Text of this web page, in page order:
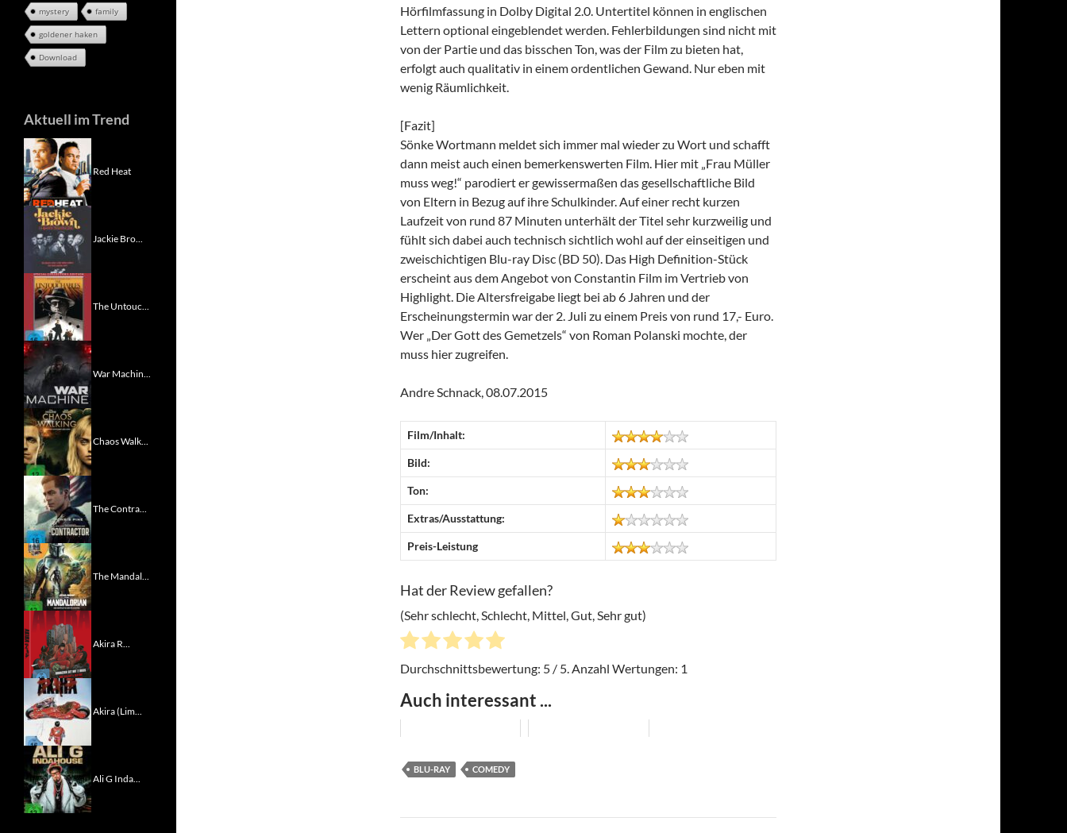
Hörfilmfassung in Dolby Digital 2.0. Untertitel können in englischen
Lettern optional eingeblendet werden. Fehlerbildungen sind nicht mit
von der Partie und das bisschen Ton, was der Film zu bieten hat,
erfolgt auch qualitativ in einem ordentlichen Gewand. Nur eben mit
wenig Räumlichkeit.
[Fazit]
Sönke Wortmann meldet sich immer mal wieder zu Wort und schafft
dann meist auch einen bemerkenswerten Film. Hier mit „Frau Müller
muss weg!“ parodiert er gewissermaßen das gesellschaftliche Bild
von Eltern in Bezug auf ihre Schulkinder. Auf einer recht kurzen
Laufzeit von rund 87 Minuten unterhält der Titel sehr kurzweilig und
fühlt sich dabei auch technisch sichtlich wohl auf der einseitigen und
zweischichtigen Blu-ray Disc (BD 50). Das High Definition-Stück
erscheint aus dem Angebot von Constantin Film im Vertrieb von
Highlight. Die Altersfreigabe liegt bei ab 6 Jahren und der
Erscheinungstermin war der 2. Juli zu einem Preis von rund 17,- Euro.
Wer „Der Gott des Gemetzels“ von Roman Polanski mochte, der
muss hier zugreifen.
Andre Schnack, 08.07.2015
Film/Inhalt:
Bild:
Ton:
Extras/Ausstattung:
Preis-Leistung
Hat der Review gefallen?
(Sehr schlecht, Schlecht, Mittel, Gut, Sehr gut)
Durchschnittsbewertung: 5 / 5. Anzahl Wertungen: 1
Auch interessant ...
BLU-RAY COMEDY
mystery family
goldener haken
Download
Aktuell im Trend
Red Heat
Jackie Bro...
The Untouc...
War Machin...
Chaos Walk...
The Contra...
The Mandal...
Akira R...
Akira (Lim...
Ali G Inda...